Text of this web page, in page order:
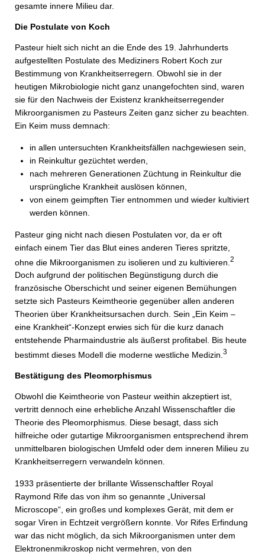
gesamte innere Milieu dar.
Die Postulate von Koch
Pasteur hielt sich nicht an die Ende des 19. Jahrhunderts
aufgestellten Postulate des Mediziners Robert Koch zur
Bestimmung von Krankheitserregern. Obwohl sie in der
heutigen Mikrobiologie nicht ganz unangefochten sind, waren
sie für den Nachweis der Existenz krankheitserregender
Mikroorganismen zu Pasteurs Zeiten ganz sicher zu beachten.
Ein Keim muss demnach:
in allen untersuchten Krankheitsfällen nachgewiesen sein,
in Reinkultur gezüchtet werden,
nach mehreren Generationen Züchtung in Reinkultur die
ursprüngliche Krankheit auslösen können,
von einem geimpften Tier entnommen und wieder kultiviert
werden können.
Pasteur ging nicht nach diesen Postulaten vor, da er oft
einfach einem Tier das Blut eines anderen Tieres spritzte,
ohne die Mikroorganismen zu isolieren und zu kultivieren. 2
Doch aufgrund der politischen Begünstigung durch die
französische Oberschicht und seiner eigenen Bemühungen
setzte sich Pasteurs Keimtheorie gegenüber allen anderen
Theorien über Krankheitsursachen durch. Sein „Ein Keim –
eine Krankheit“-Konzept erwies sich für die kurz danach
entstehende Pharmaindustrie als äußerst profitabel. Bis heute
bestimmt dieses Modell die moderne westliche Medizin. 3
Bestätigung des Pleomorphismus
Obwohl die Keimtheorie von Pasteur weithin akzeptiert ist,
vertritt dennoch eine erhebliche Anzahl Wissenschaftler die
Theorie des Pleomorphismus. Diese besagt, dass sich
hilfreiche oder gutartige Mikroorganismen entsprechend ihrem
unmittelbaren biologischen Umfeld oder dem inneren Milieu zu
Krankheitserregern verwandeln können.
1933 präsentierte der brillante Wissenschaftler Royal
Raymond Rife das von ihm so genannte „Universal
Microscope“, ein großes und komplexes Gerät, mit dem er
sogar Viren in Echtzeit vergrößern konnte. Vor Rifes Erfindung
war das nicht möglich, da sich Mikroorganismen unter dem
Elektronenmikroskop nicht vermehren, von den